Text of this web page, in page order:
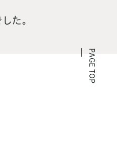
た。
PAGE TOP